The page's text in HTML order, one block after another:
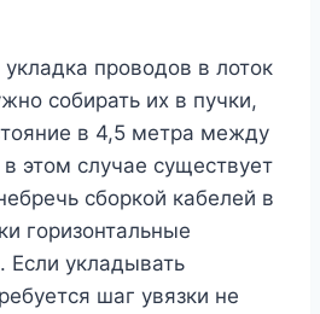
проводов в лоток
собирать их в пучки,
в 4,5 метра между
этом случае существует
сборкой кабелей в
горизонтальные
укладывать
шаг увязки не